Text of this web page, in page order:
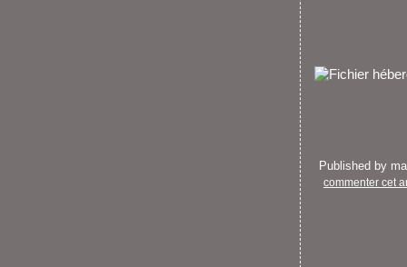
Published by
commenter cet